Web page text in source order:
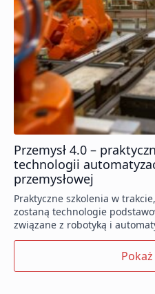
Przemysł 4.0 –
technologii
przemysłowej
Praktyczne szkolenia w
zostaną technologie
związane z robotyką i